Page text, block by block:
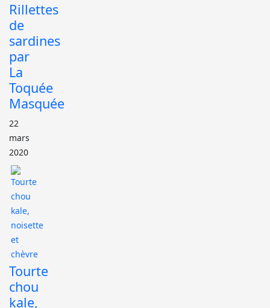
Rillettes
de
sardines
par
La
Toquée
Masquée
22
mars
2020
Tourte
chou
kale,